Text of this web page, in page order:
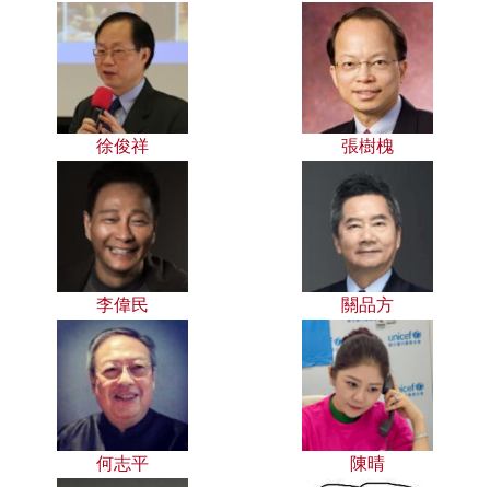
徐俊祥 張樹槐
李偉民 關品方
何志平 陳晴